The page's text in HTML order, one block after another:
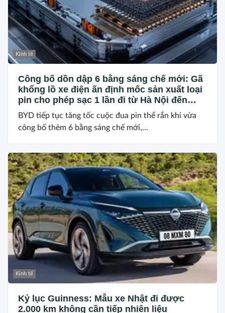
Kinh tế
Công bố dồn dập 6 bằng sáng chế mới: Gã
khổng lồ xe điện ấn định mốc sản xuất loại
pin cho phép sạc 1 lần đi từ Hà Nội đến
TP.HCM
BYD tiếp tục tăng tốc cuộc đua pin thể rắn khi vừa
công bố thêm 6 bằng sáng chế mới,...
Kinh tế
Kỷ lục Guinness: Mẫu xe Nhật đi được
2.000 km không cần tiếp nhiên liệu